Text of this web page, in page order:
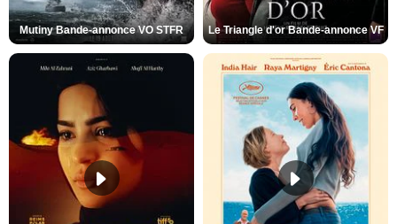
Mutiny Bande-annonce VO STFR Le Triangle d'or Bande-annonce VF